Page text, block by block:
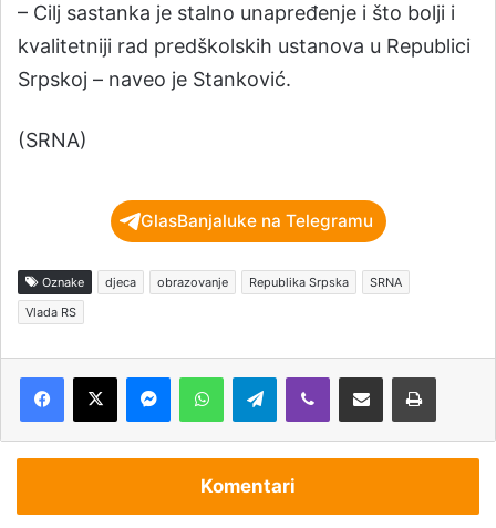
– Cilj sastanka je stalno unapređenje i što bolji i
kvalitetniji rad predškolskih ustanova u Republici
Srpskoj – naveo je Stanković.
(SRNA)
GlasBanjaluke na Telegramu
Oznake djeca obrazovanje Republika Srpska
SRNA
Vlada RS
Telegram
Komentari